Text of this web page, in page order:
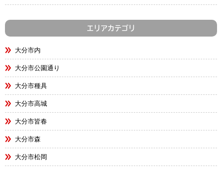
エリアカテゴリ
大分市内
大分市公園通り
大分市種具
大分市高城
大分市皆春
大分市森
大分市松岡